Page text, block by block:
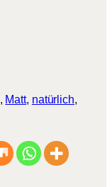
, Matt, natürlich